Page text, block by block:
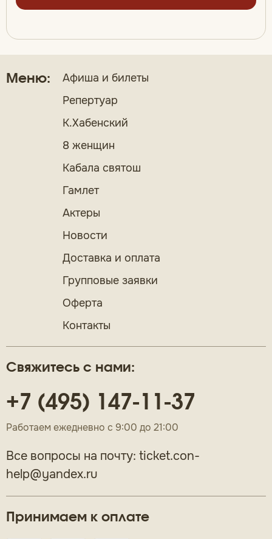
Принимаем к оплате
Свяжитесь с нами:
+7 (495) 147-11-37
Работаем ежедневно с 9:00 до 21:00
Все вопросы на почту: ticket.con-
help@yandex.ru
Меню:
Афиша и билеты
Репертуар
К.Хабенский
8 женщин
Кабала святош
Гамлет
Актеры
Новости
Доставка и оплата
Групповые заявки
Оферта
Контакты